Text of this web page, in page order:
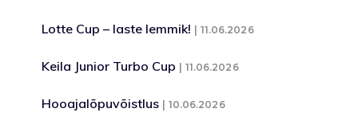
Lotte Cup – laste lemmik! 11.06.2026
Keila Junior Turbo Cup 11.06.2026
Hooajalõpuvõistlus 10.06.2026